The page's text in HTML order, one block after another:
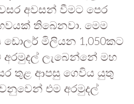
අවසන් වීමට පෙර
තිබෙනවා. මෙම
මිලියන 1,050කට
ලැබෙන්නේ මහ
තුළ ආපසු ගෙවිය යුතු
එම අරමුදල්